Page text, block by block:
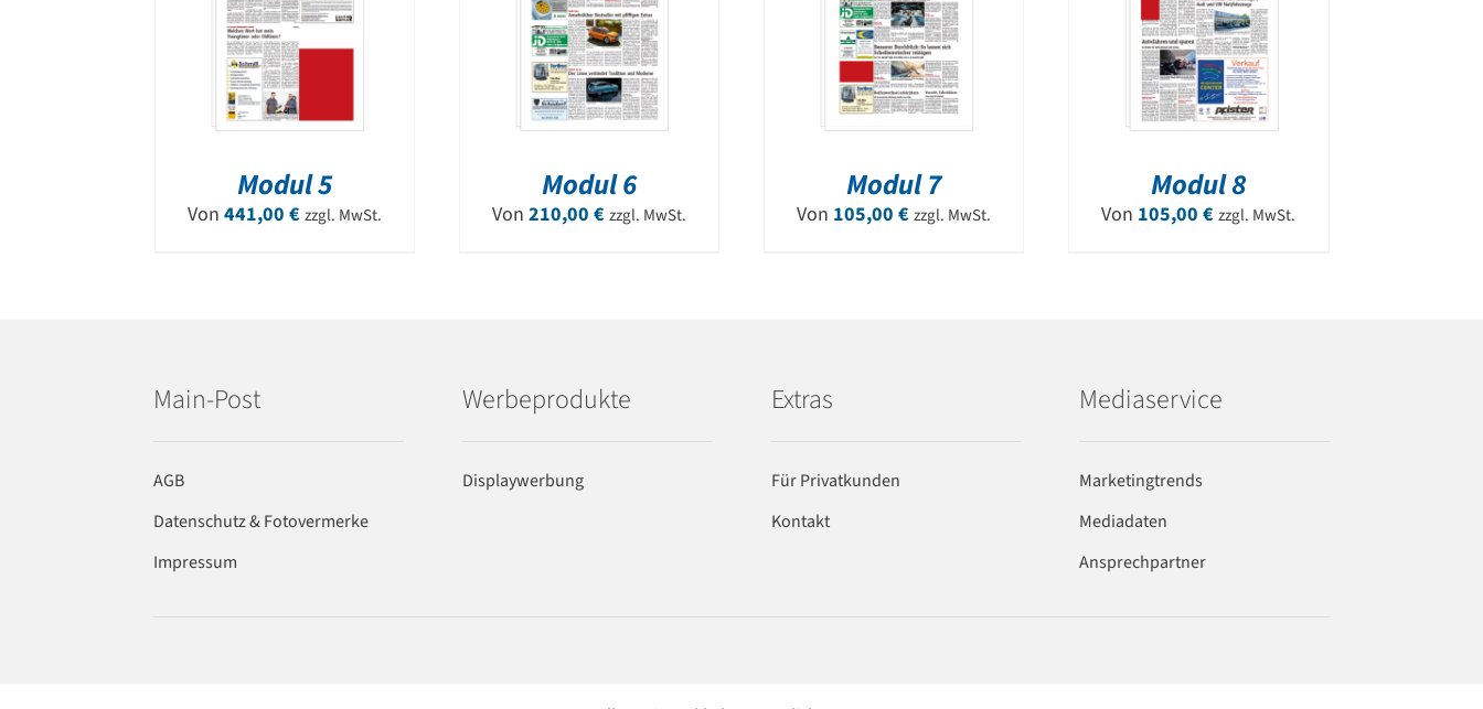
Modul 5
Von 441,00 € zzgl. MwSt.
Modul 6
Von 210,00 € zzgl. MwSt.
Modul 7
Von 105,00€ zzgl. MwSt.
Modul 8
Von 105,00€ zzgl. MwSt.
Main-Post
AGB
Datenschutz & Fotovermerke
Impressum
Werbeprodukte
Displaywerbung
Extras
Für Privatkunden
Kontakt
Mediaservice
Marketingtrends
Mediadaten
Ansprechpartner